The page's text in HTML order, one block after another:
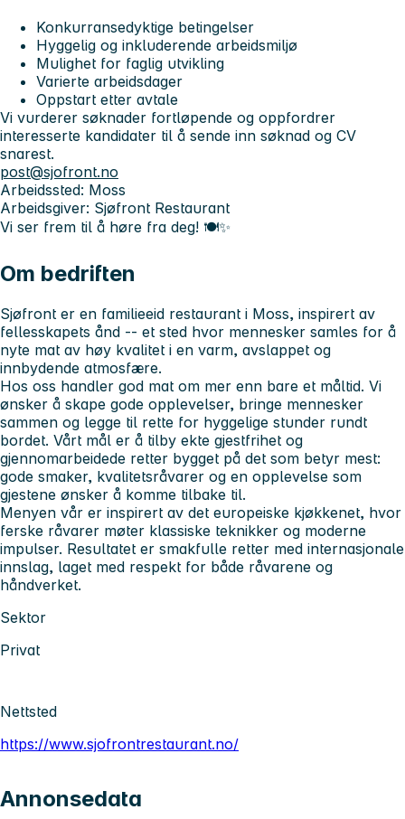
Konkurransedyktige betingelser
Hyggelig og inkluderende arbeidsmiljø
Mulighet for faglig utvikling
Varierte arbeidsdager
Oppstart etter avtale
Vi vurderer søknader fortløpende og oppfordrer
interesserte kandidater til å sende inn søknad og CV
snarest.
post@sjofront.no
Arbeidssted: Moss
Arbeidsgiver: Sjøfront Restaurant
Vi ser frem til å høre fra deg! 🍽️✨
Om bedriften
Sjøfront er en familieeid restaurant i Moss, inspirert av
fellesskapets ånd -- et sted hvor mennesker samles for å
nyte mat av høy kvalitet i en varm, avslappet og
innbydende atmosfære.
Hos oss handler god mat om mer enn bare et måltid. Vi
ønsker å skape gode opplevelser, bringe mennesker
sammen og legge til rette for hyggelige stunder rundt
bordet. Vårt mål er å tilby ekte gjestfrihet og
gjennomarbeidede retter bygget på det som betyr mest:
gode smaker, kvalitetsråvarer og en opplevelse som
gjestene ønsker å komme tilbake til.
Menyen vår er inspirert av det europeiske kjøkkenet, hvor
ferske råvarer møter klassiske teknikker og moderne
impulser. Resultatet er smakfulle retter med internasjonale
innslag, laget med respekt for både råvarene og
håndverket.
Sektor
Privat
Nettsted
https://www.sjofrontrestaurant.no/
Annonsedata